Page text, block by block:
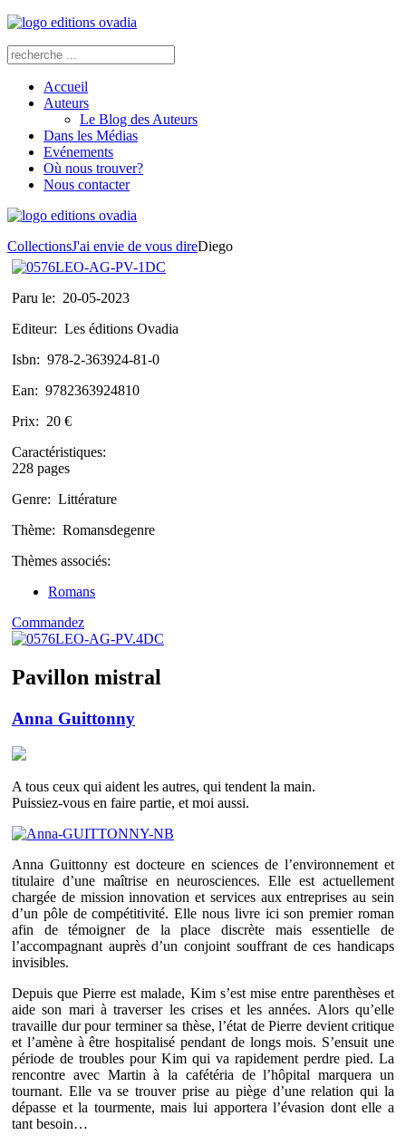
Accueil
Auteurs
Le Blog des Auteurs
Dans les Médias
Evénements
Où nous trouver?
Nous contacter
CollectionsJ'ai envie de vous direDiego
Paru le: 20-05-2023
Editeur: Les éditions Ovadia
Isbn: 978-2-363924-81-0
Ean: 9782363924810
Prix: 20 €
Caractéristiques:
228 pages
Genre: Littérature
Thème: Romansdegenre
Thèmes associés:
Romans
Commandez
Pavillon mistral
Anna Guittonny
A tous ceux qui aident les autres, qui tendent la main.
Puissiez-vous en faire partie, et moi aussi.
Anna Guittonny est docteure en sciences de l’environnement et
titulaire d’une maîtrise en neurosciences. Elle est actuellement
chargée de mission innovation et services aux entreprises au sein
d’un pôle de compétitivité. Elle nous livre ici son premier roman
afin de témoigner de la place discrète mais essentielle de
l’accompagnant auprès d’un conjoint souffrant de ces handicaps
invisibles.
Depuis que Pierre est malade, Kim s’est mise entre parenthèses et
aide son mari à traverser les crises et les années. Alors qu’elle
travaille dur pour terminer sa thèse, l’état de Pierre devient critique
et l’amène à être hospitalisé pendant de longs mois. S’ensuit une
période de troubles pour Kim qui va rapidement perdre pied. La
rencontre avec Martin à la cafétéria de l’hôpital marquera un
tournant. Elle va se trouver prise au piège d’une relation qui la
dépasse et la tourmente, mais lui apportera l’évasion dont elle a
tant besoin…